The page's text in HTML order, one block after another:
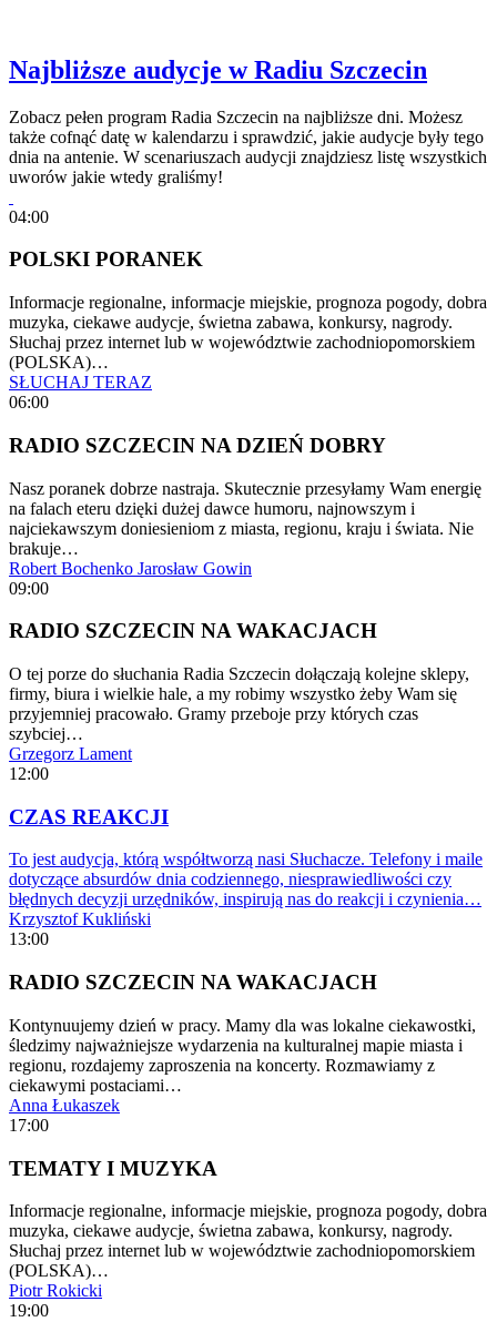
Najbliższe audycje w Radiu Szczecin
Zobacz pełen program Radia Szczecin na najbliższe dni. Możesz
także cofnąć datę w kalendarzu i sprawdzić, jakie audycje były tego
dnia na antenie. W scenariuszach audycji znajdziesz listę wszystkich
uworów jakie wtedy graliśmy!
04:00
POLSKI PORANEK
Informacje regionalne, informacje miejskie, prognoza pogody, dobra
muzyka, ciekawe audycje, świetna zabawa, konkursy, nagrody.
Słuchaj przez internet lub w województwie zachodniopomorskiem
(POLSKA)…
SŁUCHAJ TERAZ
06:00
RADIO SZCZECIN NA DZIEŃ DOBRY
Nasz poranek dobrze nastraja. Skutecznie przesyłamy Wam energię
na falach eteru dzięki dużej dawce humoru, najnowszym i
najciekawszym doniesieniom z miasta, regionu, kraju i świata. Nie
brakuje…
Robert Bochenko Jarosław Gowin
09:00
RADIO SZCZECIN NA WAKACJACH
O tej porze do słuchania Radia Szczecin dołączają kolejne sklepy,
firmy, biura i wielkie hale, a my robimy wszystko żeby Wam się
przyjemniej pracowało. Gramy przeboje przy których czas
szybciej…
Grzegorz Lament
12:00
CZAS REAKCJI
To jest audycja, którą współtworzą nasi Słuchacze. Telefony i maile
dotyczące absurdów dnia codziennego, niesprawiedliwości czy
błędnych decyzji urzędników, inspirują nas do reakcji i czynienia…
Krzysztof Kukliński
13:00
RADIO SZCZECIN NA WAKACJACH
Kontynuujemy dzień w pracy. Mamy dla was lokalne ciekawostki,
śledzimy najważniejsze wydarzenia na kulturalnej mapie miasta i
regionu, rozdajemy zaproszenia na koncerty. Rozmawiamy z
ciekawymi postaciami…
Anna Łukaszek
17:00
TEMATY I MUZYKA
Informacje regionalne, informacje miejskie, prognoza pogody, dobra
muzyka, ciekawe audycje, świetna zabawa, konkursy, nagrody.
Słuchaj przez internet lub w województwie zachodniopomorskiem
(POLSKA)…
Piotr Rokicki
19:00